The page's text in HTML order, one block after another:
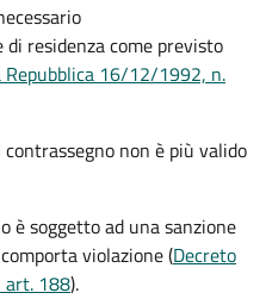
residenza come previsto
Repubblica 16/12/1992, n.
non è più valido
è soggetto ad una sanzione
violazione (Decreto
188).